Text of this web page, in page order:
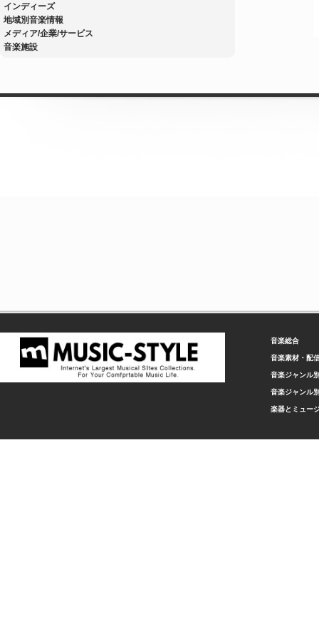
インディーズ
地域別音楽情報
メディア/企業/サービス
音楽施設
音楽総合
音楽素材・配
音楽ジャンル
音楽ジャンル
楽器とミュー